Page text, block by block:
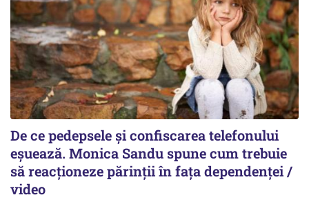
De ce pedepsele și confiscarea telefonului
eșuează. Monica Sandu spune cum trebuie
să reacționeze părinții în fața dependenței /
video